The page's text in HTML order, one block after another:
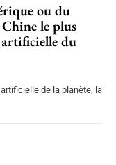
ou du
le plus
du
de la planète, la